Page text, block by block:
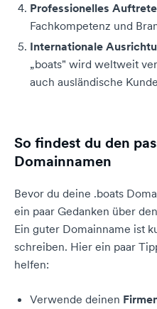
Professionelles
Fachkompetenz und
Internationale
„boats" wird weltweit
auch ausländische
So findest du den
Domainnamen
Bevor du deine .boats
ein paar Gedanken über
Ein guter Domainname ist
schreiben. Hier ein paar
helfen:
Verwende deinen